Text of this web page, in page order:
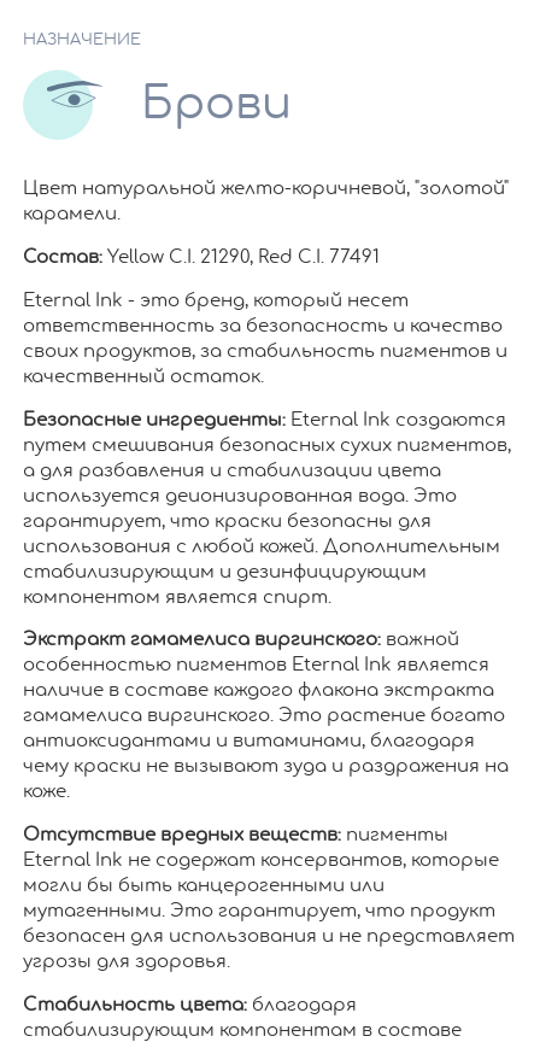
НАЗНАЧЕНИЕ
Брови
Цвет натуральной желто-коричневой, "золотой"
карамели.
Состав:Yellow C.I. 21290, Red C.I. 77491
Eternal Ink - это бренд, который несет
ответственность за безопасность и качество
своих продуктов, за стабильность пигментов и
качественный остаток.
Безопасные ингредиенты:Eternal Ink создаются
путем смешивания безопасных сухих пигментов,
а для разбавления и стабилизации цвета
используется деионизированная вода. Это
гарантирует, что краски безопасны для
использования с любой кожей. Дополнительным
стабилизирующим и дезинфицирующим
компонентом является спирт.
Экстракт гамамелиса виргинского:важной
особенностью пигментов Eternal Ink является
наличие в составе каждого флакона экстракта
гамамелиса виргинского. Это растение богато
антиоксидантами и витаминами, благодаря
чему краски не вызывают зуда и раздражения на
коже.
Отсутствие вредных веществ:пигменты
Eternal Ink не содержат консервантов, которые
могли бы быть канцерогенными или
мутагенными. Это гарантирует, что продукт
безопасен для использования и не представляет
угрозы для здоровья.
Стабильность цвета:благодаря
стабилизирующим компонентам в составе